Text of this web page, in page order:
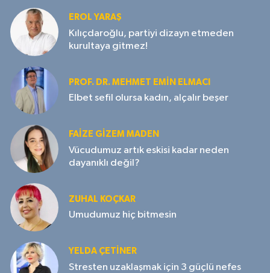
EROL YARAŞ
Kılıçdaroğlu, partiyi dizayn etmeden
kurultaya gitmez!
PROF. DR. MEHMET EMIN ELMACI
Elbet sefil olursa kadın, alçalır beşer
FAIZE GIZEM MADEN
Vücudumuz artık eskisi kadar neden
dayanıklı değil?
ZUHAL KOÇKAR
Umudumuz hiç bitmesin
YELDA ÇETİNER
Stresten uzaklaşmak için 3 güçlü nefes